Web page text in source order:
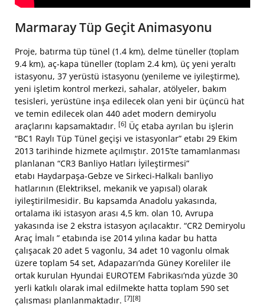
Marmaray Tüp Geçit Animasyonu
Proje, batırma tüp tünel (1.4 km), delme tüneller (toplam
9.4 km), aç-kapa tüneller (toplam 2.4 km), üç yeni yeraltı
istasyonu, 37 yerüstü istasyonu (yenileme ve iyileştirme),
yeni işletim kontrol merkezi, sahalar, atölyeler, bakım
tesisleri, yerüstüne inşa edilecek olan yeni bir üçüncü hat
ve temin edilecek olan 440 adet modern demiryolu
araçlarını kapsamaktadır. [6] Üç etaba ayrılan bu işlerin
“BC1 Raylı Tüp Tünel geçişi ve istasyonlar” etabı 29 Ekim
2013 tarihinde hizmete açılmıştır. 2015’te tamamlanması
planlanan “CR3 Banliyo Hatları İyileştirmesi”
etabı Haydarpaşa-Gebze ve Sirkeci-Halkalı banliyo
hatlarının (Elektriksel, mekanik ve yapısal) olarak
iyileştirilmesidir. Bu kapsamda Anadolu yakasında,
ortalama iki istasyon arası 4,5 km. olan 10, Avrupa
yakasında ise 2 ekstra istasyon açılacaktır. “CR2 Demiryolu
Araç İmalı ” etabında ise 2014 yılına kadar bu hatta
çalışacak 20 adet 5 vagonlu, 34 adet 10 vagonlu olmak
üzere toplam 54 set, Adapazarı’nda Güney Koreliler ile
ortak kurulan Hyundai EUROTEM Fabrikası’nda yüzde 30
yerli katkılı olarak imal edilmekte hatta toplam 590 set
çalısması planlanmaktadır. [7][8]